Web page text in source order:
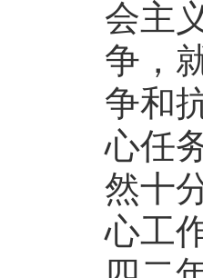
会主
争，
争和
心任
然十
心工